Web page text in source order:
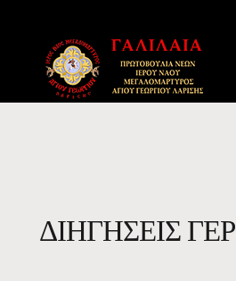
ΔΙΗΓΗΣΕΙΣ